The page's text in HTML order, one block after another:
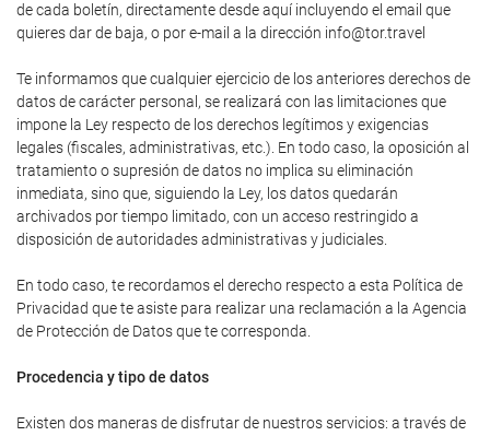
de cada boletín, directamente desde aquí incluyendo el email que
quieres dar de baja, o por e-mail a la dirección info@tor.travel
Te informamos que cualquier ejercicio de los anteriores derechos de
datos de carácter personal, se realizará con las limitaciones que
impone la Ley respecto de los derechos legítimos y exigencias
legales (fiscales, administrativas, etc.). En todo caso, la oposición al
tratamiento o supresión de datos no implica su eliminación
inmediata, sino que, siguiendo la Ley, los datos quedarán
archivados por tiempo limitado, con un acceso restringido a
disposición de autoridades administrativas y judiciales.
En todo caso, te recordamos el derecho respecto a esta Política de
Privacidad que te asiste para realizar una reclamación a la Agencia
de Protección de Datos que te corresponda.
Procedencia y tipo de datos
Existen dos maneras de disfrutar de nuestros servicios: a través de